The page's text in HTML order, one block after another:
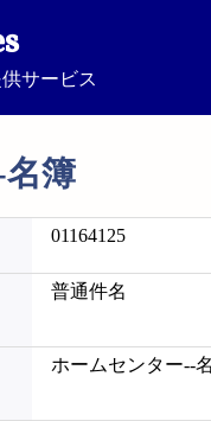
サービス
簿
01164125
普通件名
ホームセンター--